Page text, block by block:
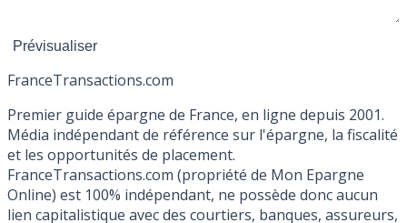
FranceTransactions.com
Premier guide épargne de France, en ligne depuis 2001.
Média indépendant de référence sur l'épargne, la fiscalité
et les opportunités de placement.
FranceTransactions.com (propriété de Mon Epargne
Online) est 100% indépendant, ne possède donc aucun
lien capitalistique avec des courtiers, banques, assureurs,